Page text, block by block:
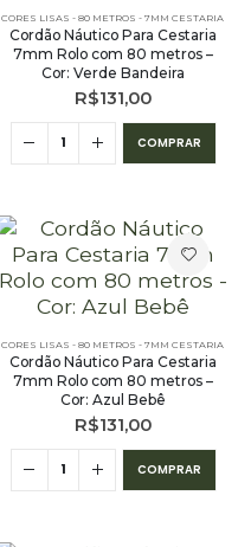
CORES LISAS - 80 METROS - 7MM CESTARIA
Cordão Náutico Para Cestaria
7mm Rolo com 80 metros –
Cor: Verde Bandeira
R$131,00
COMPRAR
CORES LISAS - 80 METROS - 7MM CESTARIA
Cordão Náutico Para Cestaria
7mm Rolo com 80 metros –
Cor: Azul Bebê
R$131,00
COMPRAR